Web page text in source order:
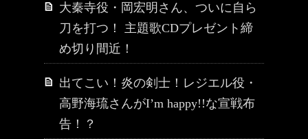
大秦寺役・岡宏明さん、ついに自ら
刀を打つ！ 主題歌CDプレゼント締
め切り間近！
出てこい！炎の剣士！レジエル役・
高野海琉さんがI’m happy!!な宣戦布
告！？